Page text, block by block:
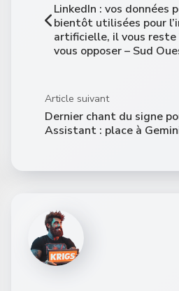
LinkedIn : vos données
bientôt utilisées pour
artificielle, il vous reste
vous opposer – Sud
Article suivant
Dernier chant du signe
Assistant : place à